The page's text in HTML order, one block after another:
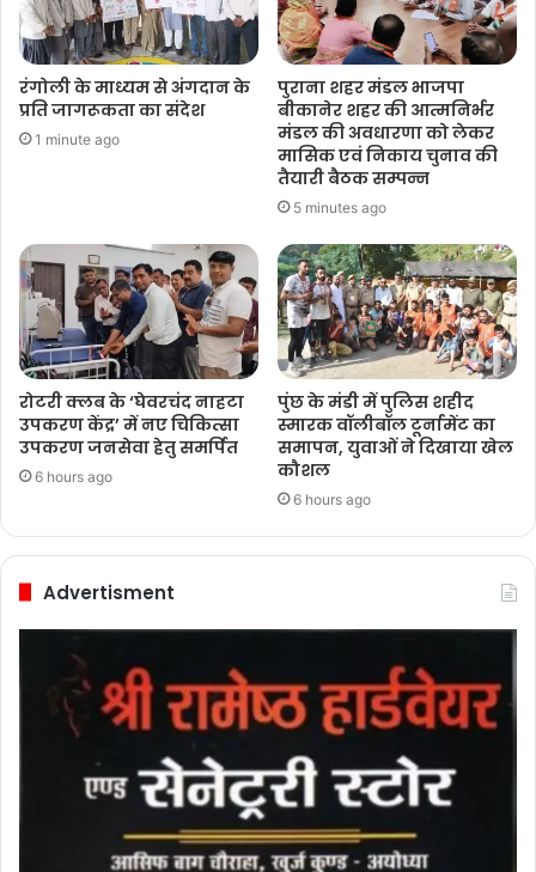
रंगोली के माध्यम से अंगदान के
प्रति जागरूकता का संदेश
1 minute ago
पुराना शहर मंडल भाजपा
बीकानेर शहर की आत्मनिर्भर
मंडल की अवधारणा को लेकर
मासिक एवं निकाय चुनाव की
तैयारी बैठक सम्पन्न
5 minutes ago
रोटरी क्लब के ‘घेवरचंद नाहटा
उपकरण केंद्र’ में नए चिकित्सा
उपकरण जनसेवा हेतु समर्पित
6 hours ago
पुंछ के मंडी में पुलिस शहीद
स्मारक वॉलीबॉल टूर्नामेंट का
समापन, युवाओं ने दिखाया खेल
कौशल
6 hours ago
Advertisment